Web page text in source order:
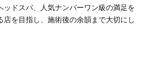
ッドスパ、人気ナンバーワン級の満足を
店を目指し、施術後の余韻まで大切にし